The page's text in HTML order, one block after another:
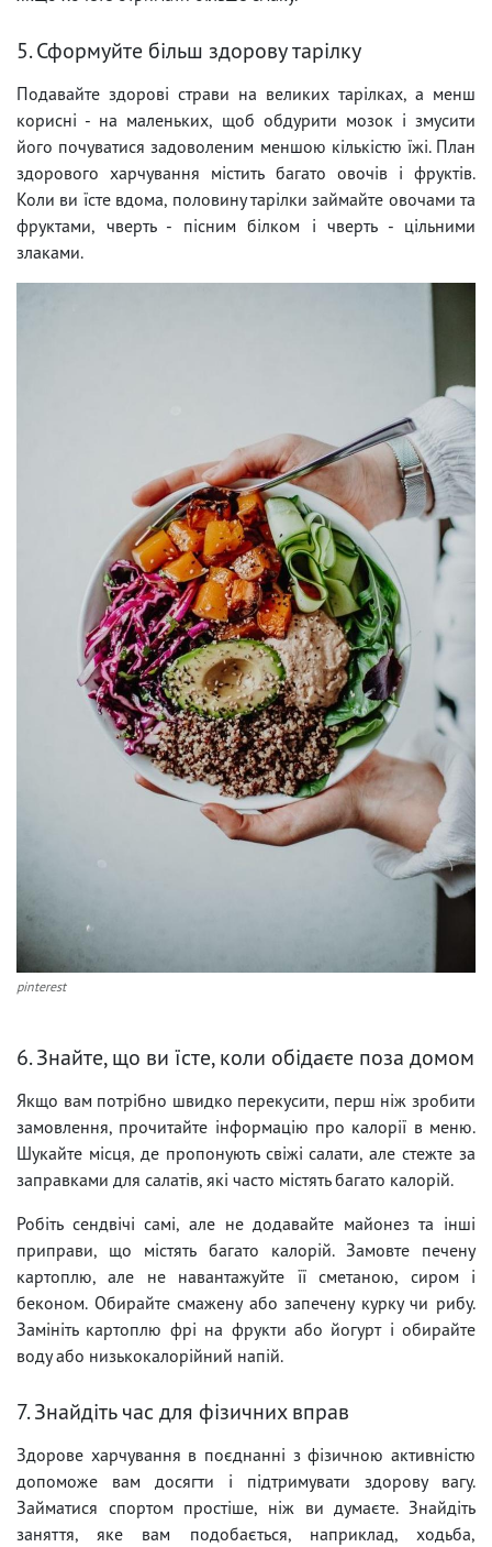
5. Сформуйте більш здорову тарілку
Подавайте здорові страви на великих тарілках, а менш
корисні - на маленьких, щоб обдурити мозок і змусити
його почуватися задоволеним меншою кількістю їжі. План
здорового харчування містить багато овочів і фруктів.
Коли ви їсте вдома, половину тарілки займайте овочами та
фруктами, чверть - пісним білком і чверть - цільними
злаками.
pinterest
6. Знайте, що ви їсте, коли обідаєте поза домом
Якщо вам потрібно швидко перекусити, перш ніж зробити
замовлення, прочитайте інформацію про калорії в меню.
Шукайте місця, де пропонують свіжі салати, але стежте за
заправками для салатів, які часто містять багато калорій.
Робіть сендвічі самі, але не додавайте майонез та інші
приправи, що містять багато калорій. Замовте печену
картоплю, але не навантажуйте її сметаною, сиром і
беконом. Обирайте смажену або запечену курку чи рибу.
Замініть картоплю фрі на фрукти або йогурт і обирайте
воду або низькокалорійний напій.
7. Знайдіть час для фізичних вправ
Здорове харчування в поєднанні з фізичною активністю
допоможе вам досягти і підтримувати здорову вагу.
Займатися спортом простіше, ніж ви думаєте. Знайдіть
заняття, яке вам подобається, наприклад, ходьба,